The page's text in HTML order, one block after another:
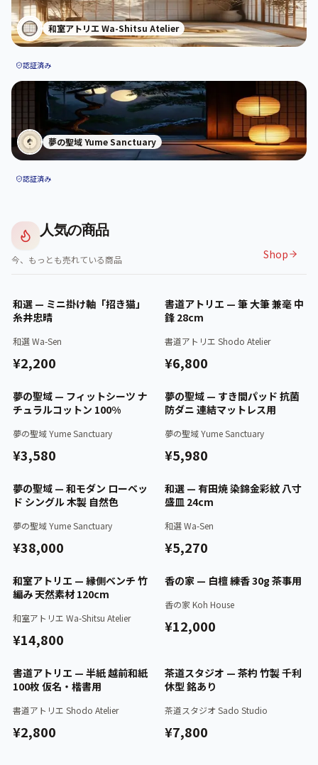
和室アトリエ Wa-Shitsu Atelier
認証済み
夢の聖域 Yume Sanctuary
認証済み
人気の商品
今、もっとも売れている商品 Shop
認証済
和選 — ミニ掛け軸「招き猫」
糸井忠晴
和選 Wa-Sen
¥2,200
認証済
書道アトリエ — 筆 大筆 兼毫 中
鋒 28cm
書道アトリエ Shodo Atelier
¥6,800
認証済
夢の聖域 — フィットシーツ ナ
チュラルコットン 100%
夢の聖域 Yume Sanctuary
¥3,580
認証済
夢の聖域 — すき間パッド 抗菌
防ダニ 連結マットレス用
夢の聖域 Yume Sanctuary
¥5,980
認証済
夢の聖域 — 和モダン ローベッ
ド シングル 木製 自然色
夢の聖域 Yume Sanctuary
¥38,000
認証済
和選 — 有田焼 染錦金彩紋 八寸
盛皿 24cm
和選 Wa-Sen
¥5,270
認証済
和室アトリエ — 縁側ベンチ 竹
編み 天然素材 120cm
和室アトリエ Wa-Shitsu Atelier
¥14,800
認証済
香の家 — 白檀 練香 30g 茶事用
香の家 Koh House
¥12,000
認証済
書道アトリエ — 半紙 越前和紙
100枚 仮名・楷書用
書道アトリエ Shodo Atelier
¥2,800
認証済
茶道スタジオ — 茶杓 竹製 千利
休型 銘あり
茶道スタジオ Sado Studio
¥7,800